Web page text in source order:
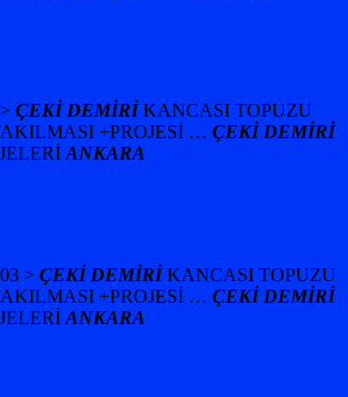
ÇEKİ DEMİRİKANCASI TOPUZU
+PROJESİ … ÇEKİ DEMİRİ
ANKARA
> ÇEKİ DEMİRİKANCASI TOPUZU
+PROJESİ … ÇEKİ DEMİRİ
ANKARA